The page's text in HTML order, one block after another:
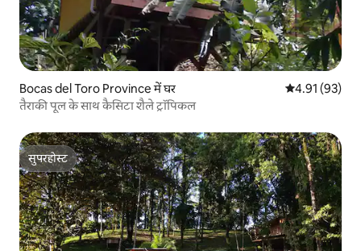
Bocas del Toro Province में घर औसत रेटिंग 5 में
4.91 (93)
तैराकी पूल के साथ कैसिटा शैले ट्रॉपिकल
सुपरहोस्ट
सुपरहोस्ट